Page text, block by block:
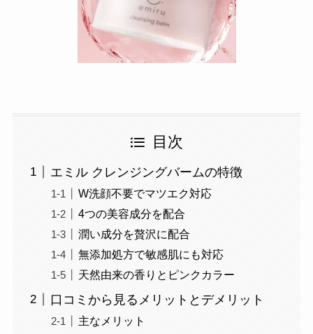
目次
エミル クレンジングバームの特徴
W洗顔不要でマツエク対応
4つの美容成分を配合
潤い成分を贅沢に配合
無添加処方で敏感肌にも対応
天然由来の香りとピンクカラー
口コミから見るメリットとデメリット
主なメリット